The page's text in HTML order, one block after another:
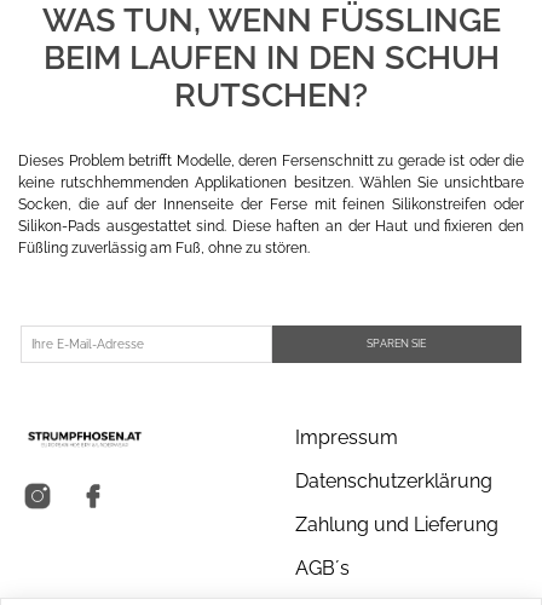
WAS TUN, WENN FÜSSLINGE B
EIM LAUFEN IN DEN SCHUH R
UTSCHEN?
Dieses Problem betrifft Modelle, deren Fersenschnitt zu gerade ist oder die
keine rutschhemmenden Applikationen besitzen. Wählen Sie unsichtbare
Socken, die auf der Innenseite der Ferse mit feinen Silikonstreifen oder
Silikon-Pads ausgestattet sind. Diese haften an der Haut und fixieren den
Füßling zuverlässig am Fuß, ohne zu stören.
SPAREN SIE
Impressum
Datenschutzerklärung
Zahlung und Lieferung
AGB´s